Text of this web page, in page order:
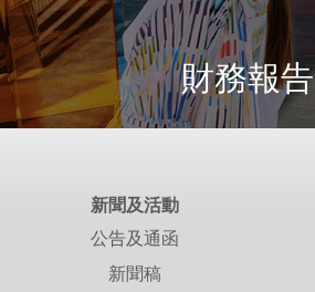
財務報告
新聞及活動
公告及通函
新聞稿